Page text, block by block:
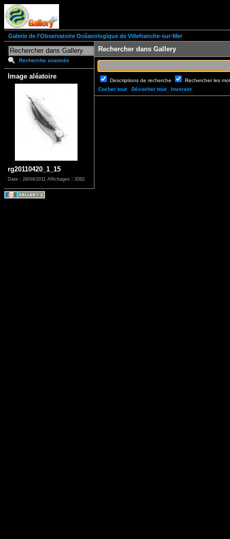
Galerie de l'Observatoire Océanologique de Villefranche-sur-Mer
Recherche avancée
Image aléatoire
rg20110420_1_15
Date : 29/04/2011 Affichages : 3082
Rechercher dans Gallery
Descriptions de recherche
Rechercher les
Cocher tout
Décocher tout Inverser